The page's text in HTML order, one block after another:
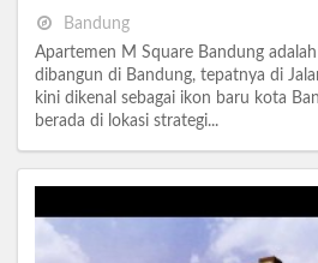
Bandung
Apartemen M Square Bandung
dibangun di Bandung, tepatnya di
kini dikenal sebagai ikon baru kota
berada di lokasi strategi...